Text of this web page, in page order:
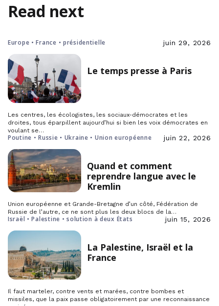
Read next
Europe • France • présidentielle juin 29, 2026
Le temps presse à Paris
Les centres, les écologistes, les sociaux-démocrates et les
droites, tous éparpillent aujourd’hui si bien les voix démocrates en
voulant se…
Poutine • Russie • Ukraine • Union européenne juin 22, 2026
Quand et comment
reprendre langue avec le
Kremlin
Union européenne et Grande-Bretagne d’un côté, Fédération de
Russie de l’autre, ce ne sont plus les deux blocs de la…
Israël • Palestine • solution à deux États juin 15, 2026
La Palestine, Israël et la
France
Il faut marteler, contre vents et marées, contre bombes et
missiles, que la paix passe obligatoirement par une reconnaissance